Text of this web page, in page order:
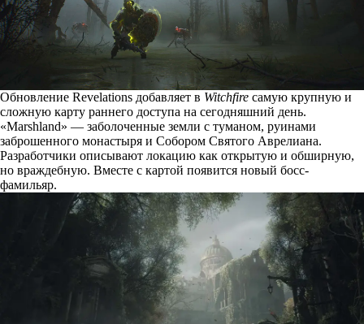
Обновление Revelations добавляет в Witchfire самую крупную и
сложную карту раннего доступа на сегодняшний день.
«Marshland» — заболоченные земли с туманом, руинами
заброшенного монастыря и Собором Святого Аврелиана.
Разработчики описывают локацию как открытую и обширную,
но враждебную. Вместе с картой появится новый босс-
фамильяр.